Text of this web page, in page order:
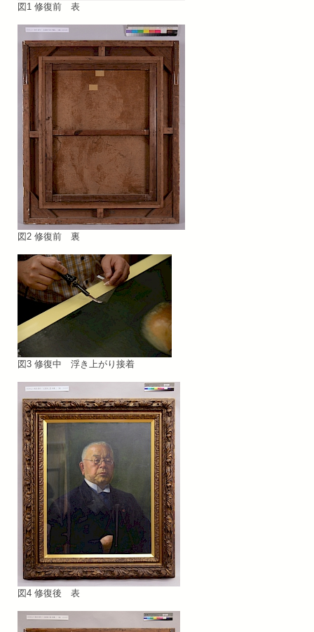
図1 修復前 表
図2 修復前 裏
図3 修復中 浮き上がり接着
図4 修復後 表